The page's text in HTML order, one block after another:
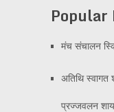
Popular
मंच संचालन
अतिथि स्वागत
प्रज्जवलन